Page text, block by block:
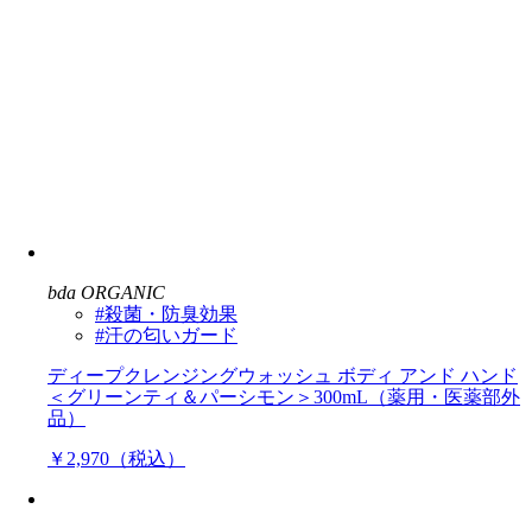
bda ORGANIC
#殺菌・防臭効果
#汗の匂いガード
ディープクレンジングウォッシュ ボディ アンド ハンド
＜グリーンティ＆パーシモン＞300mL（薬用・医薬部外
品）
￥2,970（税込）